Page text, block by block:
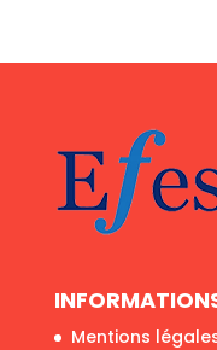
Mentions